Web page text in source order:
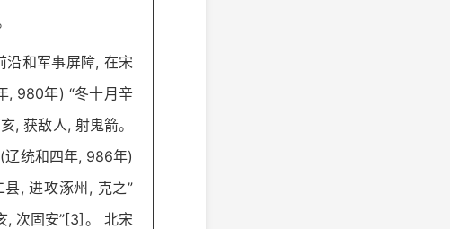
沿和军事屏障, 在宋
, 980年) “冬十月辛
, 获敌人, 射鬼箭。
辽统和四年, 986年)
, 进攻涿州, 克之”
, 次固安”[3]。 北宋